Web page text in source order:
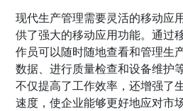
现代生产管理需要灵活的移动应
供了强大的移动应用功能。通过
作员可以随时随地查看和管理生
数据、进行质量检查和设备维护
不仅提高了工作效率，还增强了
速度，使企业能够更好地应对市